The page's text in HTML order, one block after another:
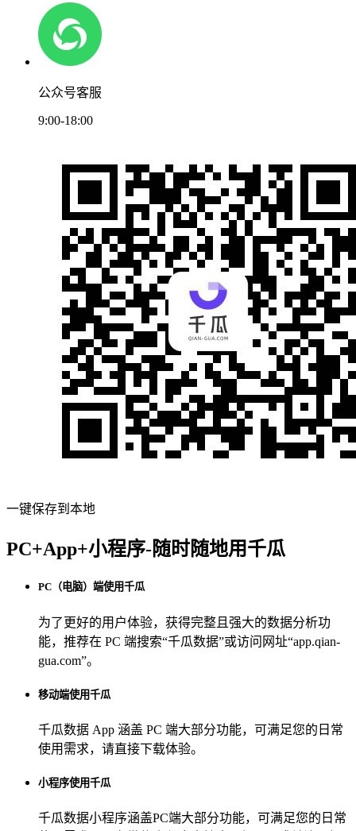
公众号客服
9:00-18:00
一键保存到本地
PC+App+小程序-随时随地用千瓜
PC（电脑）端使用千瓜
为了更好的用户体验，获得完整且强大的数据分析功
能，推荐在 PC 端搜索“千瓜数据”或访问网址“app.qian-
gua.com”。
移动端使用千瓜
千瓜数据 App 涵盖 PC 端大部分功能，可满足您的日常
使用需求，请直接下载体验。
小程序使用千瓜
千瓜数据小程序涵盖PC端大部分功能，可满足您的日常